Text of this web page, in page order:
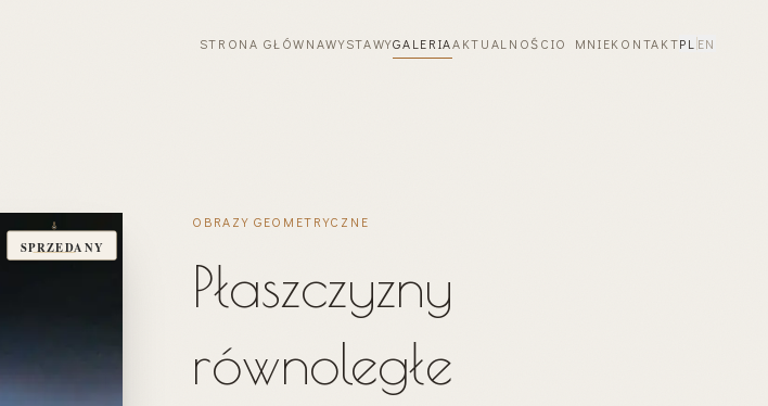
STRONA GŁÓWNAWYSTAWYGALERIAAKTUALNOŚCIO MNIEKONTAKTPL EN
SPRZEDANY
OBRAZY GEOMETRYCZNE
Płaszczyzny
równoległe